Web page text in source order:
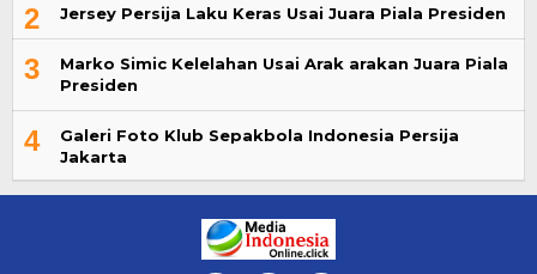
2 Jersey Persija Laku Keras Usai Juara Piala Presiden
3
Marko Simic Kelelahan Usai Arak arakan Juara Piala
Presiden
4
Galeri Foto Klub Sepakbola Indonesia Persija
Jakarta